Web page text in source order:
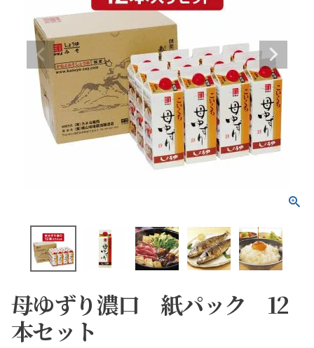
母ゆずり濃口 紙パック 12
本セット